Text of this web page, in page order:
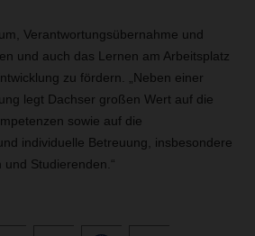
Verantwortungsübernahme und
und auch das Lernen am Arbeitsplatz
zu fördern. „Neben einer
legt Dachser großen Wert auf die
sowie auf die
individuelle Betreuung, insbesondere
Studierenden.“